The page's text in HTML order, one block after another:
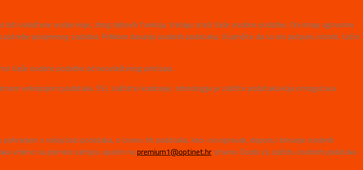
ovlaštene osobe koje, zbog njihovih funkcija, trebaju znati Vaše osobne podatke. Oni imaju ugovornu
povjerenog zadatka. Prilikom davanja osobnih podataka, Vi jamčite da su oni potpuni, istiniti, točni
Vaše osobne podatke od neovlaštenog pristupa.
enkripcijom podataka. SSL zaštitno kodiranje, tehnologija je zaštite podataka koja omogućava
u našoj bazi podataka, o izvoru tih podataka, kao i na ispravak, dopunu i brisanje osobnih
vršimo na pismeni zahtjev upućen napremium1@optinet.hrizravno Osobi za zaštitu osobnih podataka